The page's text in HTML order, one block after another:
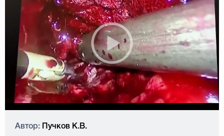
Автор: Пучков К.В.